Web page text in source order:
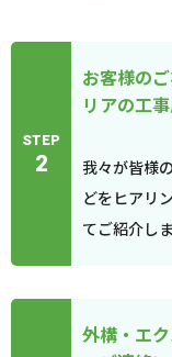
STEP
2
お客様の
リアの工
我々が皆様
どをヒアリ
てご紹介しま
外構・エ